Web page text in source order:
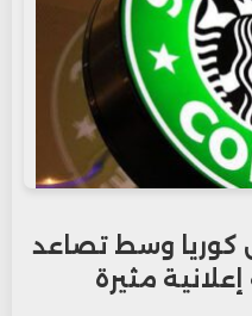
وسط تصاعد
مثيرة